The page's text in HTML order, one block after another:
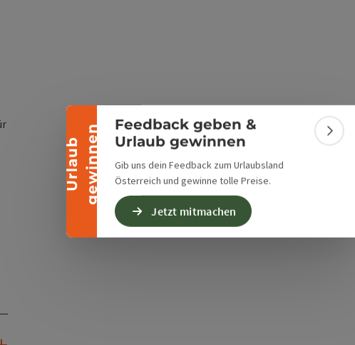
U
r
l
a
u
b
g
e
w
i
n
n
en
Banner einklappen
Feedback geben &
Urlaub gewinnen
Gib uns dein Feedback zum Urlaubsland
Österreich und gewinne tolle Preise.
Jetzt mitmachen